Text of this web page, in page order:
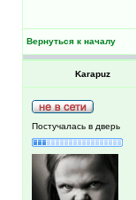
Вернуться к началу
Karapuz
Постучалась в дверь